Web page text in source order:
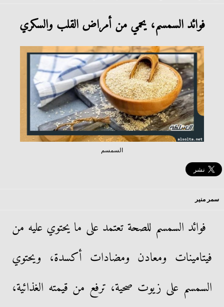
فوائد السمسم، يحمي من أمراض القلب والسكري
السمسم
سمر منير
فوائد السمسم للصحة تعتمد على ما يحتوي عليه من
فيتامينات ومعادن ومضادات أكسدة، ويحتوي
السمسم على زيوت صحية، ترفع من قيمته الغذائية،